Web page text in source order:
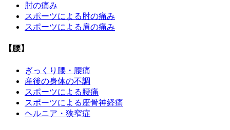
肘の痛み
スポーツによる肘の痛み
スポーツによる肩の痛み
【腰】
ぎっくり腰・腰痛
産後の身体の不調
スポーツによる腰痛
スポーツによる座骨神経痛
ヘルニア・狭窄症